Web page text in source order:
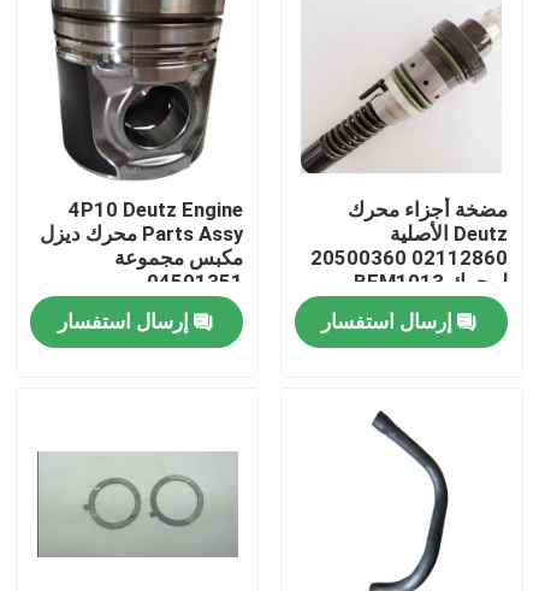
أشرطة فيديو
معلومات عنا
جولة في المعمل
رقابة جودة
اتصل بنا
اطلب اقتباس
قطع غيار حفارة
مضخة أجزاء محرك
Deutz الأصلية
02112860 20500360
لمحرك BFM1013
إرسال استفسار
4P10 Deutz Engine
Parts Assy محرك ديزل
مكبس مجموعة
04501351
إرسال استفسار